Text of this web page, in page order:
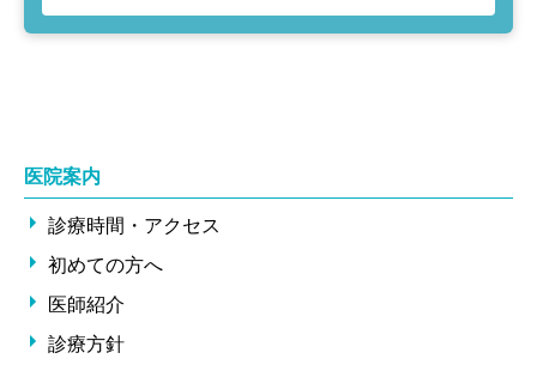
医院案内
診療時間・アクセス
初めての方へ
医師紹介
診療方針